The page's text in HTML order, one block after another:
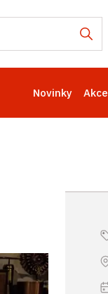
Novinky Akce